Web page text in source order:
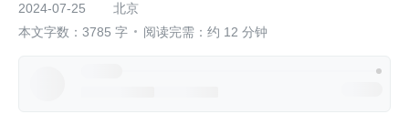
2024-07-25
北京
本文字数：3785 字
阅读完需：约 12 分钟